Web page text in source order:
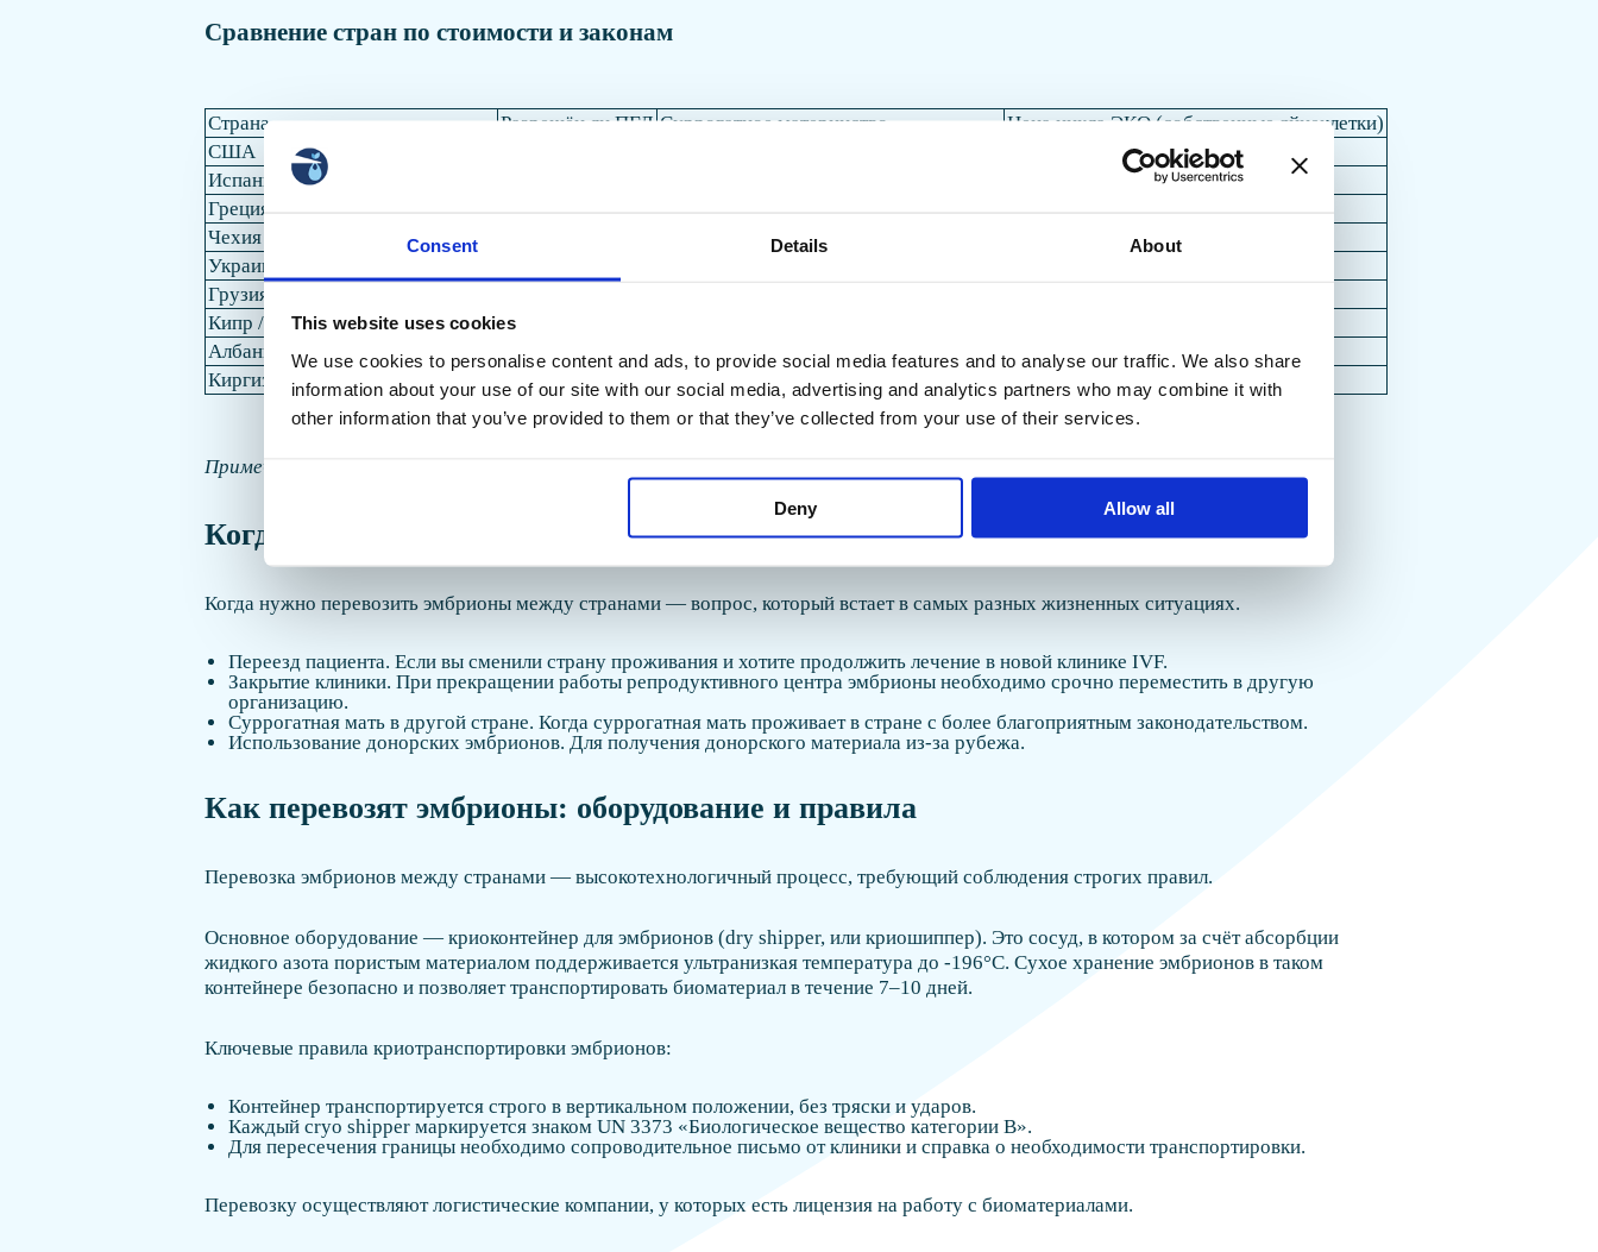
Consent Details About
This website uses cookies
We use cookies to personalise content and ads, to provide social media features and to analyse our traffic. We also share
information about your use of our site with our social media, advertising and analytics partners who may combine it with
other information that you’ve provided to them or that they’ve collected from your use of their services.
Deny Allow all
Сравнение стран по стоимости и законам
Страна Разрешён ли ПГД Суррогатное материнство
Цена цикла ЭКО (собственные яйцеклетки)
США
Испания
Греция
Чехия
Только некоммерческое
Украина
Грузия
Кипр / Северный Кипр
Да
Албания
Да Да (альтруистическое и коммерческое)
от €4 000
Киргизстан / Казахстан (для UK)
Альтруистическое По запросу
Примечание: ПГД — преимплантационное генетическое тестирование. Цены указаны ориентировочные.
Когда нужно перевозить эмбрионы между странами
Когда нужно перевозить эмбрионы между странами — вопрос, который встает в самых разных жизненных ситуациях.
Переезд пациента. Если вы сменили страну проживания и хотите продолжить лечение в новой клинике IVF.
Закрытие клиники. При прекращении работы репродуктивного центра эмбрионы необходимо срочно переместить в другую
организацию.
Суррогатная мать в другой стране. Когда суррогатная мать проживает в стране с более благоприятным законодательством.
Использование донорских эмбрионов. Для получения донорского материала из-за рубежа.
Как перевозят эмбрионы: оборудование и правила
Перевозка эмбрионов между странами — высокотехнологичный процесс, требующий соблюдения строгих правил.
Основное оборудование — криоконтейнер для эмбрионов (dry shipper, или криошиппер). Это сосуд, в котором за счёт абсорбции
жидкого азота пористым материалом поддерживается ультранизкая температура до -196°C. Сухое хранение эмбрионов в таком
контейнере безопасно и позволяет транспортировать биоматериал в течение 7–10 дней.
Ключевые правила криотранспортировки эмбрионов:
Контейнер транспортируется строго в вертикальном положении, без тряски и ударов.
Каждый cryo shipper маркируется знаком UN 3373 «Биологическое вещество категории B».
Для пересечения границы необходимо сопроводительное письмо от клиники и справка о необходимости транспортировки.
Перевозку осуществляют логистические компании, у которых есть лицензия на работу с биоматериалами.
Мы получили ваш запрос и
свяжемся с вами в ближайшее
время